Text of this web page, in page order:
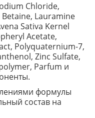
Chloride,
Lauramine
Sativa Kernel
Acetate,
Polyquaternium-7,
Zinc Sulfate,
Parfum и
формулы
состав на